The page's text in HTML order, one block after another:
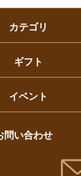
カテゴリ
ギフト
イベント
福袋
問い合わせ